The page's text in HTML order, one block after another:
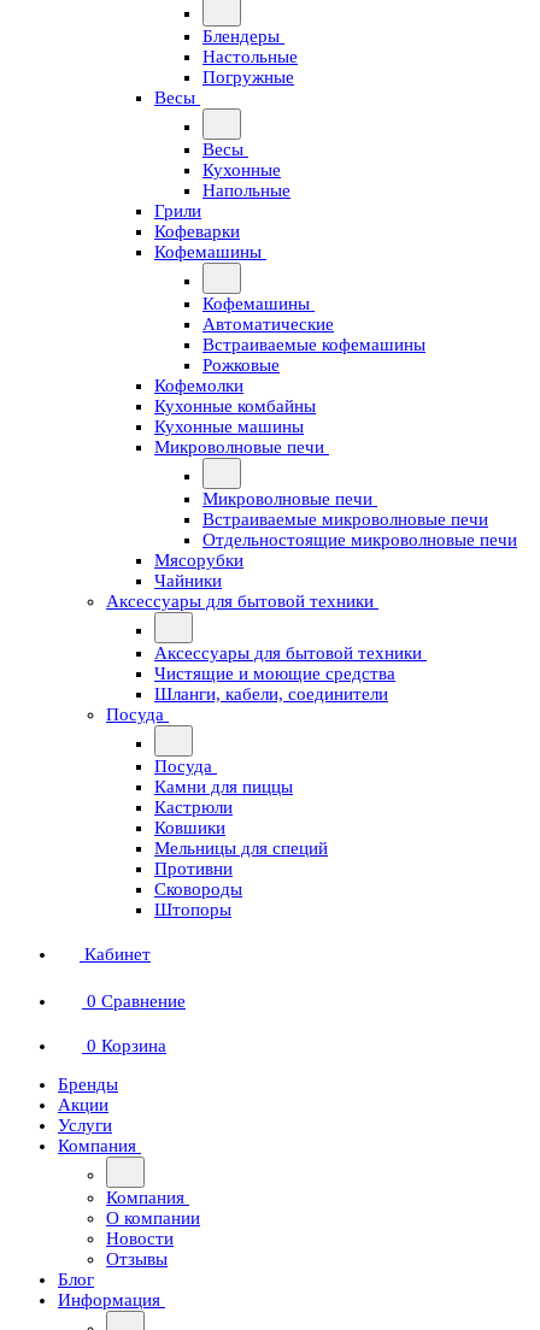
Блендеры
Настольные
Погружные
Весы
Весы
Кухонные
Напольные
Грили
Кофеварки
Кофемашины
Кофемашины
Автоматические
Встраиваемые кофемашины
Рожковые
Кофемолки
Кухонные комбайны
Кухонные машины
Микроволновые печи
Микроволновые печи
Встраиваемые микроволновые печи
Отдельностоящие микроволновые печи
Мясорубки
Чайники
Аксессуары для бытовой техники
Аксессуары для бытовой техники
Чистящие и моющие средства
Шланги, кабели, соединители
Посуда
Посуда
Камни для пиццы
Кастрюли
Ковшики
Мельницы для специй
Противни
Сковороды
Штопоры
Кабинет
0 Сравнение
0 Корзина
Бренды
Акции
Услуги
Компания
Компания
О компании
Новости
Отзывы
Блог
Информация